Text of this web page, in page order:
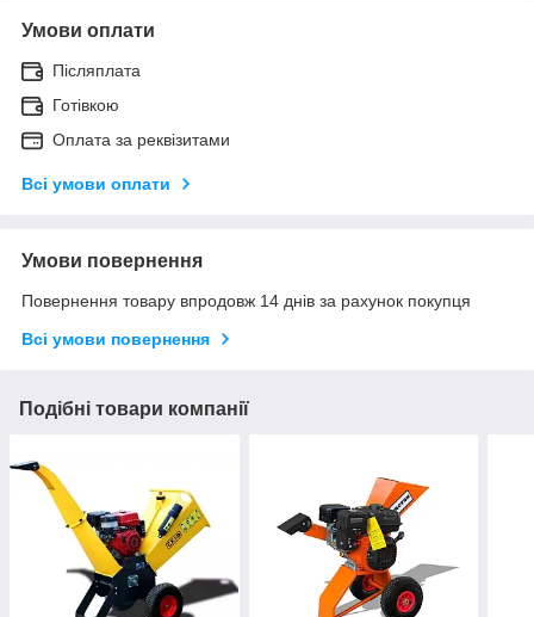
Умови оплати
Післяплата
Готівкою
Оплата за реквізитами
Всі умови оплати
Умови повернення
Повернення товару впродовж 14 днів за рахунок покупця
Всі умови повернення
Подібні товари компанії